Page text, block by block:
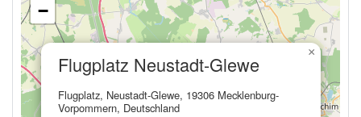
Flugplatz Neustadt-Glewe
Flugplatz, Neustadt-Glewe, 19306 Mecklenburg-
Vorpommern, Deutschland
×
−